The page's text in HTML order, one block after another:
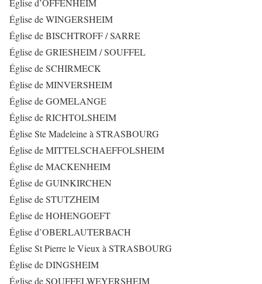
Église d’OFFENHEIM
Église de WINGERSHEIM
Église de BISCHTROFF / SARRE
Église de GRIESHEIM / SOUFFEL
Église de SCHIRMECK
Église de MINVERSHEIM
Église de GOMELANGE
Église de RICHTOLSHEIM
Église Ste Madeleine à STRASBOURG
Église de MITTELSCHAEFFOLSHEIM
Église de MACKENHEIM
Église de GUINKIRCHEN
Église de STUTZHEIM
Église de HOHENGOEFT
Église d’OBERLAUTERBACH
Église St Pierre le Vieux à STRASBOURG
Église de DINGSHEIM
Église de SOUFFELWEYERSHEIM